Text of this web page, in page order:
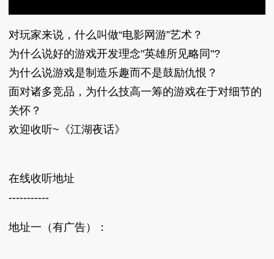
对玩家来说，什么叫做“电影网游”艺术？
为什么说好的游戏开发理念"英雄所见略同"?
为什么说游戏是制造乐趣而不是鼓励仇恨？
面对诸多竞品，为什么技高一筹的游戏在于对细节的
关怀？
欢迎收听~《江湖夜话》
在线收听地址
-----------
地址一（有广告）：